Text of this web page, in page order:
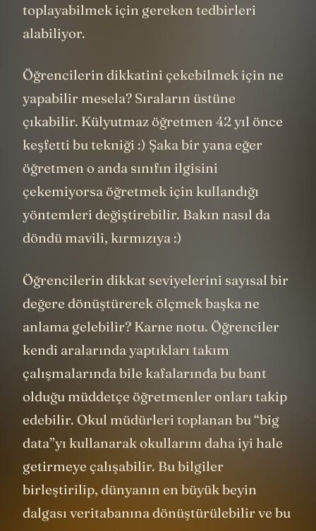
toplayabilmek için gereken tedbirleri
alabiliyor.
Öğrencilerin dikkatini çekebilmek için ne
yapabilir mesela? Sıraların üstüne
çıkabilir. Külyutmaz öğretmen 42 yıl önce
keşfetti bu tekniği :) Şaka bir yana eğer
öğretmen o anda sınıfın ilgisini
çekemiyorsa öğretmek için kullandığı
yöntemleri değiştirebilir. Bakın nasıl da
döndü mavili, kırmızıya :)
Öğrencilerin dikkat seviyelerini sayısal bir
değere dönüştürerek ölçmek başka ne
anlama gelebilir? Karne notu. Öğrenciler
kendi aralarında yaptıkları takım
çalışmalarında bile kafalarında bu bant
olduğu müddetçe öğretmenler onları takip
edebilir. Okul müdürleri toplanan bu “big
data”yı kullanarak okullarını daha iyi hale
getirmeye çalışabilir. Bu bilgiler
birleştirilip, dünyanın en büyük beyin
dalgası veritabanına dönüştürülebilir ve bu